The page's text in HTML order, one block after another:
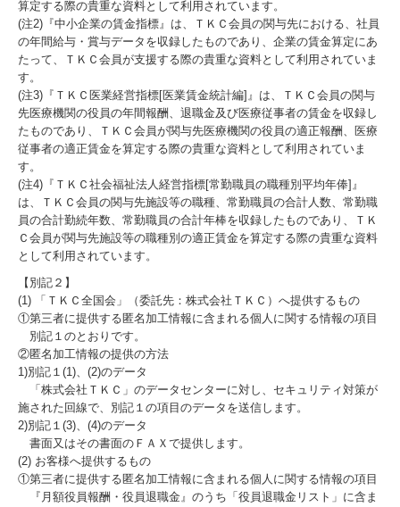
算定する際の貴重な資料として利用されています。
(注2)『中小企業の賃金指標』は、ＴＫＣ会員の関与先における、社員
の年間給与・賞与データを収録したものであり、企業の賃金算定にあ
たって、ＴＫＣ会員が支援する際の貴重な資料として利用されていま
す。
(注3)『ＴＫＣ医業経営指標[医業賃金統計編]』は、ＴＫＣ会員の関与
先医療機関の役員の年間報酬、退職金及び医療従事者の賃金を収録し
たものであり、ＴＫＣ会員が関与先医療機関の役員の適正報酬、医療
従事者の適正賃金を算定する際の貴重な資料として利用されていま
す。
(注4)『ＴＫＣ社会福祉法人経営指標[常勤職員の職種別平均年俸]』
は、ＴＫＣ会員の関与先施設等の職種、常勤職員の合計人数、常勤職
員の合計勤続年数、常勤職員の合計年棒を収録したものであり、ＴＫ
Ｃ会員が関与先施設等の職種別の適正賃金を算定する際の貴重な資料
として利用されています。
【別記２】
(1) 「ＴＫＣ全国会」（委託先：株式会社ＴＫＣ）へ提供するもの
①第三者に提供する匿名加工情報に含まれる個人に関する情報の項目
別記１のとおりです。
②匿名加工情報の提供の方法
1)別記１(1)、(2)のデータ
「株式会社ＴＫＣ」のデータセンターに対し、セキュリティ対策が
施された回線で、別記１の項目のデータを送信します。
2)別記１(3)、(4)のデータ
書面又はその書面のＦＡＸで提供します。
(2) お客様へ提供するもの
①第三者に提供する匿名加工情報に含まれる個人に関する情報の項目
『月額役員報酬・役員退職金』のうち「役員退職金リスト」に含ま